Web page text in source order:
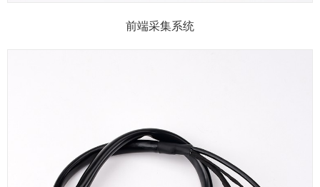
前端采集系统